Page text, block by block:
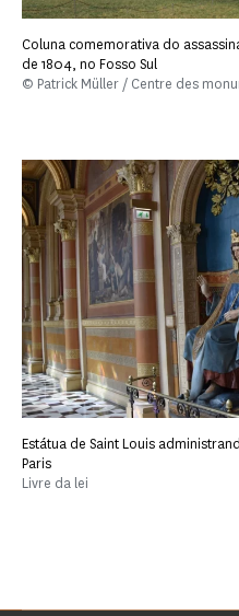
Coluna comemorativa do
de 1804, no Fosso Sul
© Patrick Müller / Centre des
Estátua de Saint Louis
Paris
Livre da lei